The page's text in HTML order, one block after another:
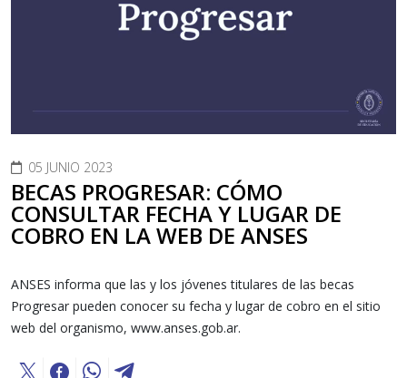
05 JUNIO 2023
BECAS PROGRESAR: CÓMO
CONSULTAR FECHA Y LUGAR DE
COBRO EN LA WEB DE ANSES
ANSES informa que las y los jóvenes titulares de las becas
Progresar pueden conocer su fecha y lugar de cobro en el sitio
web del organismo, www.anses.gob.ar.